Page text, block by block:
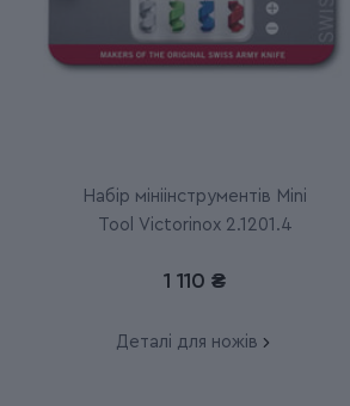
Набір мініінструментів Mini
Tool Victorinox 2.1201.4
1 110 ₴
Деталі для ножів